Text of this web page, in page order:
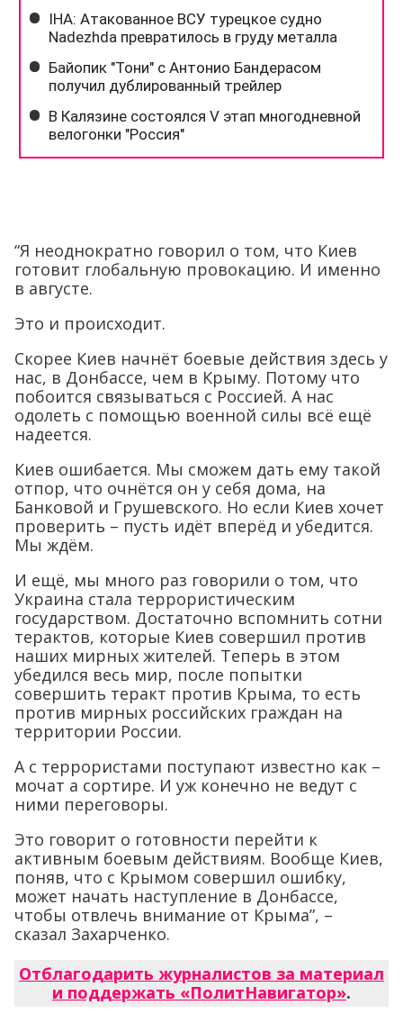
“Я неоднократно говорил о том, что Киев
готовит глобальную провокацию. И именно
в августе.
Это и происходит.
Скорее Киев начнёт боевые действия здесь у
нас, в Донбассе, чем в Крыму. Потому что
побоится связываться с Россией. А нас
одолеть с помощью военной силы всё ещё
надеется.
Киев ошибается. Мы сможем дать ему такой
отпор, что очнётся он у себя дома, на
Банковой и Грушевского. Но если Киев хочет
проверить – пусть идёт вперёд и убедится.
Мы ждём.
И ещё, мы много раз говорили о том, что
Украина стала террористическим
государством. Достаточно вспомнить сотни
терактов, которые Киев совершил против
наших мирных жителей. Теперь в этом
убедился весь мир, после попытки
совершить теракт против Крыма, то есть
против мирных российских граждан на
территории России.
А с террористами поступают известно как –
мочат а сортире. И уж конечно не ведут с
ними переговоры.
Это говорит о готовности перейти к
активным боевым действиям. Вообще Киев,
поняв, что с Крымом совершил ошибку,
может начать наступление в Донбассе,
чтобы отвлечь внимание от Крыма”, –
сказал Захарченко.
Отблагодарить журналистов за материал
и поддержать «ПолитНавигатор».